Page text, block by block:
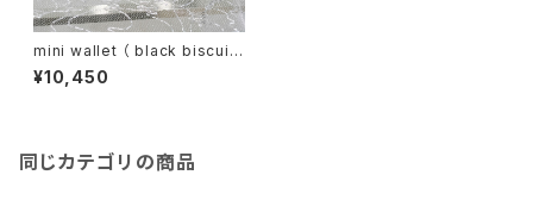
mini wallet （ black biscuit
）
¥10,450
同じカテゴリの商品